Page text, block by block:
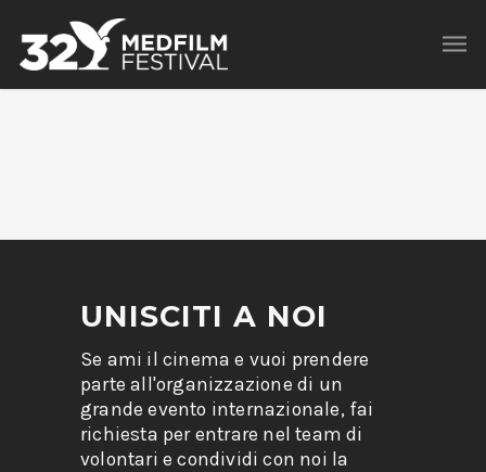
UNISCITI A NOI
Se ami il cinema e vuoi prendere
parte all'organizzazione di un
grande evento internazionale, fai
richiesta per entrare nel team di
volontari e condividi con noi la